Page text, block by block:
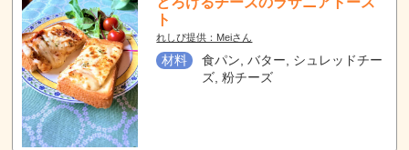
ト
れしぴ提供：Meiさん
材料
食パン, バター, シュレッドチー
ズ, 粉チーズ